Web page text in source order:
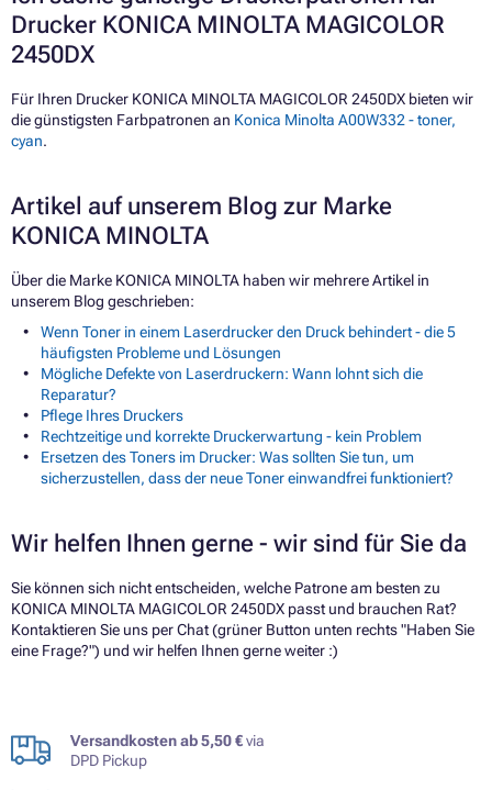
Drucker KONICA MINOLTA MAGICOLOR
2450DX
Für Ihren Drucker KONICA MINOLTA MAGICOLOR 2450DX bieten wir
die günstigsten Farbpatronen an Konica Minolta A00W332 - toner,
cyan.
Artikel auf unserem Blog zur Marke
KONICA MINOLTA
Über die Marke KONICA MINOLTA haben wir mehrere Artikel in
unserem Blog geschrieben:
Wenn Toner in einem Laserdrucker den Druck behindert - die 5
häufigsten Probleme und Lösungen
Mögliche Defekte von Laserdruckern: Wann lohnt sich die
Reparatur?
Pflege Ihres Druckers
Rechtzeitige und korrekte Druckerwartung - kein Problem
Ersetzen des Toners im Drucker: Was sollten Sie tun, um
sicherzustellen, dass der neue Toner einwandfrei funktioniert?
Wir helfen Ihnen gerne - wir sind für Sie da
Sie können sich nicht entscheiden, welche Patrone am besten zu
KONICA MINOLTA MAGICOLOR 2450DX passt und brauchen Rat?
Kontaktieren Sie uns per Chat (grüner Button unten rechts "Haben Sie
eine Frage?") und wir helfen Ihnen gerne weiter :)
Versandkosten ab 5,50 €via
DPD Pickup